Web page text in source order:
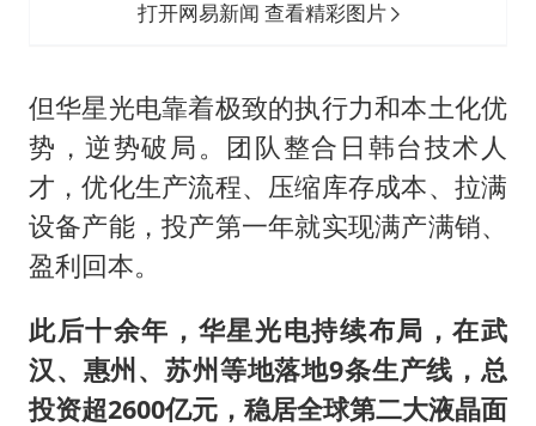
打开网易新闻 查看精彩图片
但华星光电靠着极致的执行力和本土化优
势，逆势破局。团队整合日韩台技术人
才，优化生产流程、压缩库存成本、拉满
设备产能，投产第一年就实现满产满销、
盈利回本。
此后十余年，华星光电持续布局，在武
汉、惠州、苏州等地落地9条生产线，总
投资超2600亿元，稳居全球第二大液晶面